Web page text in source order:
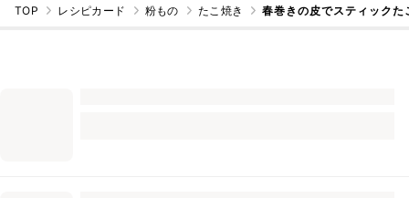
TOP レシピカード 粉もの たこ焼き 春巻きの皮でスティックた